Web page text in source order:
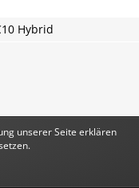
Hybrid
Suite™
unserer Seite erklären